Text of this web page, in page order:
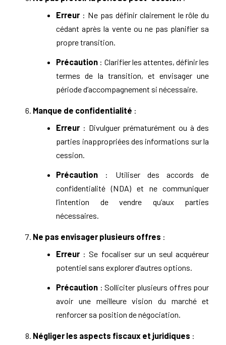
Erreur: Ne pas définir clairement le rôle du
cédant après la vente ou ne pas planifier sa
propre transition.
Précaution : Clarifier les attentes, définir les
termes de la transition, et envisager une
période d’accompagnement si nécessaire.
Manque de confidentialité :
Erreur: Divulguer prématurément ou à des
parties inappropriées des informations sur la
cession.
Précaution : Utiliser des accords de
confidentialité (NDA) et ne communiquer
l’intention de vendre qu’aux parties
nécessaires.
Ne pas envisager plusieurs offres :
Erreur: Se focaliser sur un seul acquéreur
potentiel sans explorer d’autres options.
Précaution : Solliciter plusieurs offres pour
avoir une meilleure vision du marché et
renforcer sa position de négociation.
Négliger les aspects fiscaux et juridiques :